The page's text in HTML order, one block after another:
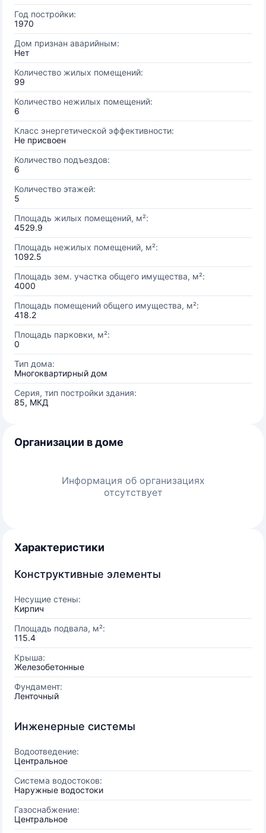
Год постройки:
1970
Дом признан аварийным:
Нет
Количество жилых помещений:
99
Количество нежилых помещений:
6
Класс энергетической эффективности:
Не присвоен
Количество подъездов:
6
Количество этажей:
5
Площадь жилых помещений, м²:
4529.9
Площадь нежилых помещений, м²:
1092.5
Площадь зем. участка общего имущества, м²:
4000
Площадь помещений общего имущества, м²:
418.2
Площадь парковки, м²:
0
Тип дома:
Многоквартирный дом
Серия, тип постройки здания:
85, МКД
Организации в доме
Информация об организациях
отсутствует
Характеристики
Конструктивные элементы
Несущие стены:
Кирпич
Площадь подвала, м²:
115.4
Крыша:
Железобетонные
Фундамент:
Ленточный
Инженерные системы
Водоотведение:
Центральное
Система водостоков:
Наружные водостоки
Газоснабжение:
Центральное